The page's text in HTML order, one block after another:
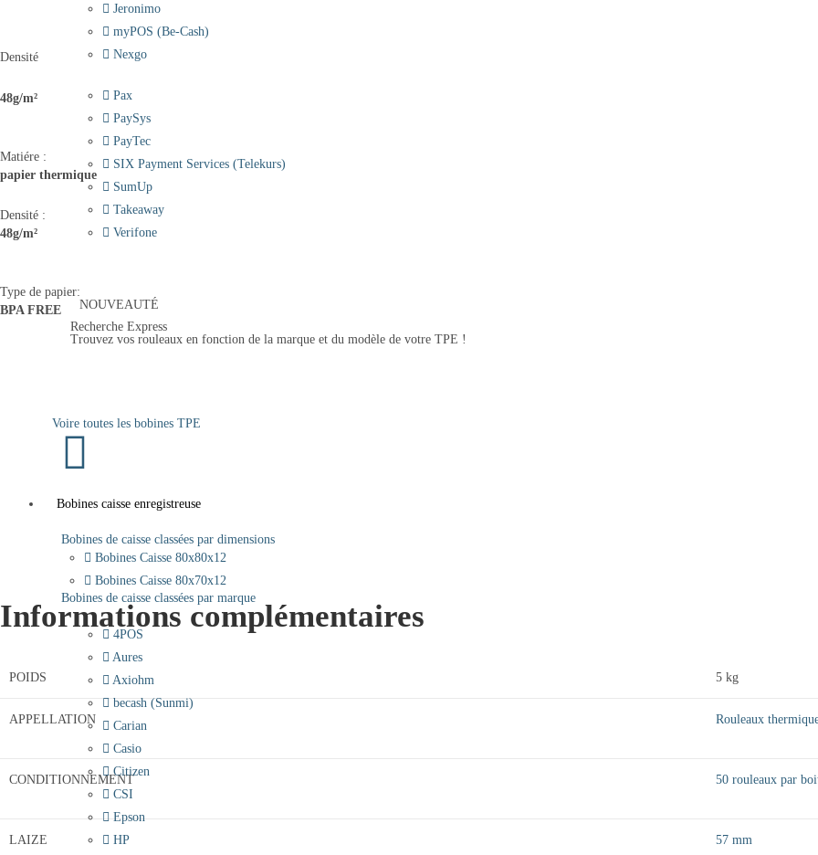
Jeronimo
myPOS (Be-Cash)
Nexgo
Pax
PaySys
PayTec
SIX Payment Services (Telekurs)
SumUp
Takeaway
Verifone
NOUVEAUTÉ
Recherche Express
Trouvez vos rouleaux en fonction de la marque et du modèle de votre TPE !
Voire toutes les bobines TPE
Bobines caisse enregistreuse
Bobines de caisse classées par dimensions
Bobines Caisse 80x80x12
Bobines Caisse 80x70x12
Bobines de caisse classées par marque
4POS
Aures
Axiohm
becash (Sunmi)
Carian
Casio
Citizen
CSI
Epson
HP
Densité
48g/m²
Matiére :
papier thermique
Densité :
48g/m²
Type de papier:
BPA FREE
Informations complémentaires
POIDS 5 kg
APPELLATION Rouleaux
CONDITIONNEMENT 50 rouleaux par
LAIZE 57 mm